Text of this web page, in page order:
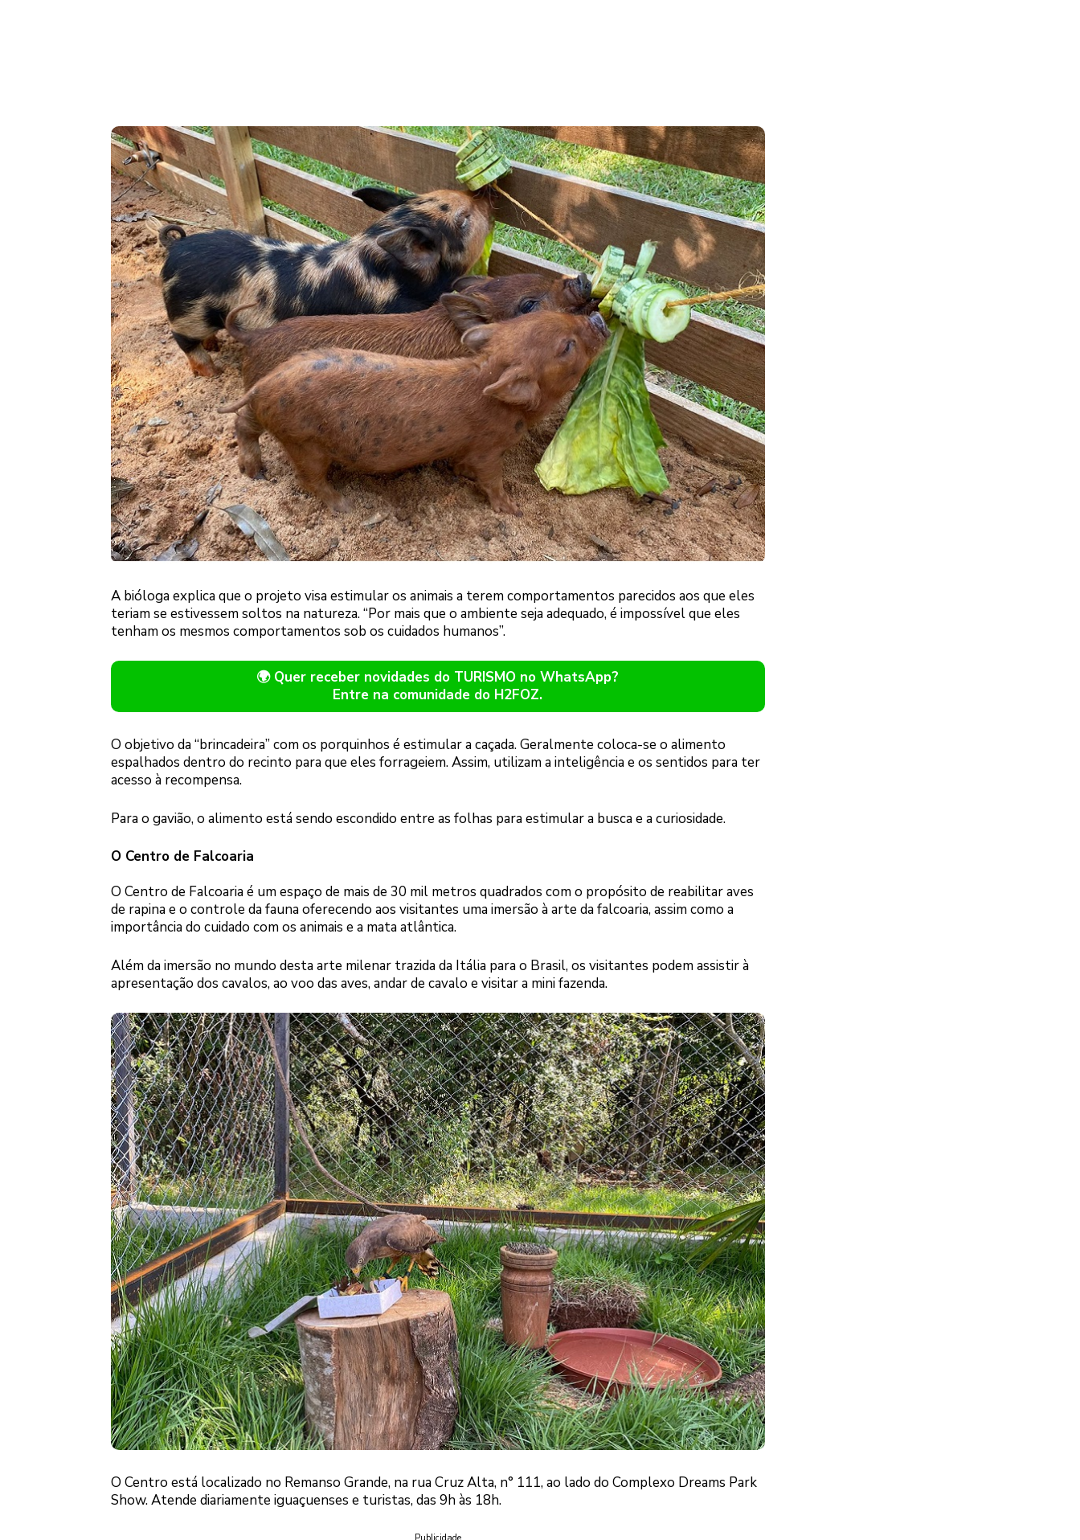
A bióloga explica que o projeto visa estimular os animais a terem comportamentos parecidos aos que eles
teriam se estivessem soltos na natureza. “Por mais que o ambiente seja adequado, é impossível que eles
tenham os mesmos comportamentos sob os cuidados humanos”.
🌍 Quer receber novidades do TURISMO no WhatsApp?
Entre na comunidade do H2FOZ.
O objetivo da “brincadeira” com os porquinhos é estimular a caçada. Geralmente coloca-se o alimento
espalhados dentro do recinto para que eles forrageiem. Assim, utilizam a inteligência e os sentidos para ter
acesso à recompensa.
Para o gavião, o alimento está sendo escondido entre as folhas para estimular a busca e a curiosidade.
O Centro de Falcoaria
O Centro de Falcoaria é um espaço de mais de 30 mil metros quadrados com o propósito de reabilitar aves
de rapina e o controle da fauna oferecendo aos visitantes uma imersão à arte da falcoaria, assim como a
importância do cuidado com os animais e a mata atlântica.
Além da imersão no mundo desta arte milenar trazida da Itália para o Brasil, os visitantes podem assistir à
apresentação dos cavalos, ao voo das aves, andar de cavalo e visitar a mini fazenda.
O Centro está localizado no Remanso Grande, na rua Cruz Alta, n° 111, ao lado do Complexo Dreams Park
Show. Atende diariamente iguaçuenses e turistas, das 9h às 18h.